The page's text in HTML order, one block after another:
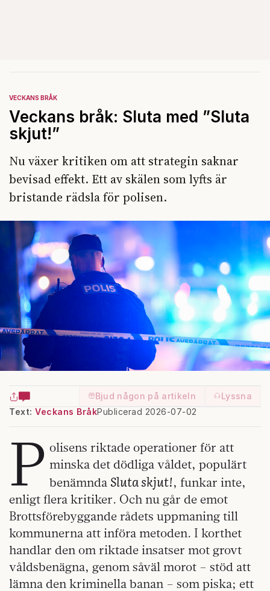
VECKANS BRÅK
Veckans bråk: Sluta med ”Sluta
skjut!”
Nu växer kritiken om att strategin saknar
bevisad effekt. Ett av skälen som lyfts är
bristande rädsla för polisen.
Bjud någon på artikeln
Lyssna
Text: Veckans BråkPublicerad 2026-07-02
P olisens riktade operationer för att
minska det dödliga våldet, populärt
benämndaSluta skjut!, funkar inte,
enligt flera kritiker. Och nu går de emot
Brottsförebyggande rådets uppmaning till
kommunerna att införa metoden. I korthet
handlar den om riktade insatser mot grovt
våldsbenägna, genom såväl morot – stöd att
lämna den kriminella banan – som piska; ett